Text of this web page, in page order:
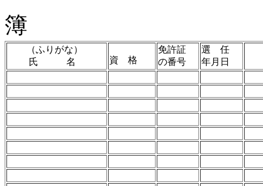
簿
（ふりがな）
氏 名
資 格
免許証
の番号
選 任
年月日